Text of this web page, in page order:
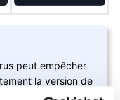
peut empêcher
la version de
des problèmes,